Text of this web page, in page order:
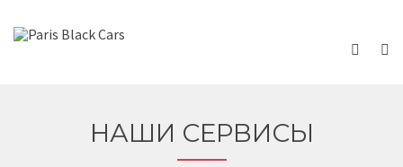
НАШИ СЕРВИСЫ